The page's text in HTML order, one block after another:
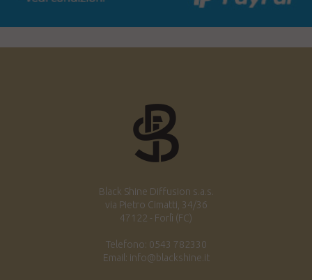
Black Shine Diffusion s.a.s.
via Pietro Cimatti, 34/36
47122 - Forlì (FC)
Telefono: 0543 782330
Email: info@blackshine.it